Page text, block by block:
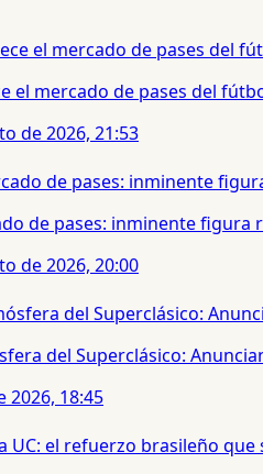
el mercado de pases del
de 2026, 21:53
de pases: inminente
de 2026, 20:00
del Superclásico:
2026, 18:45